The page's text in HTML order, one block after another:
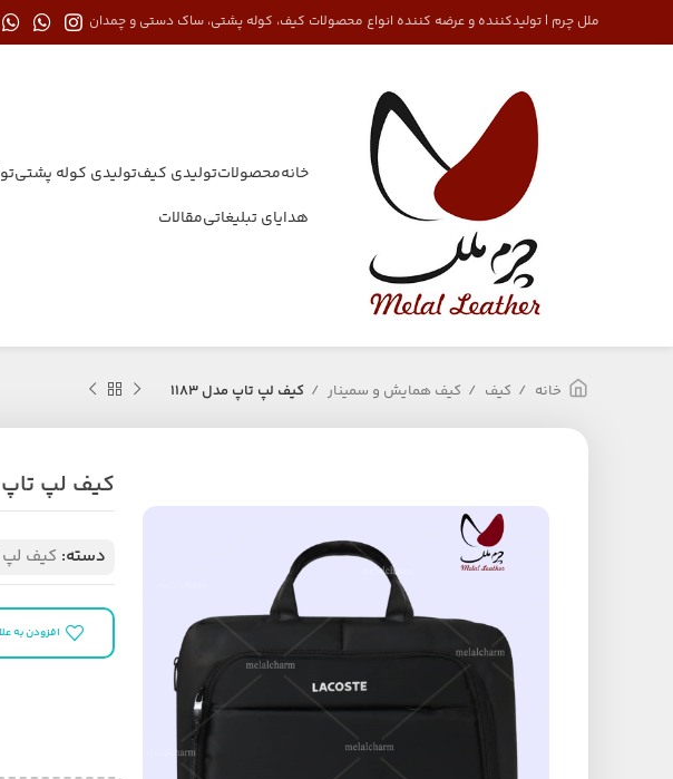
ملل چرم | تولیدکننده و عرضه کننده انواع محصولات کیف، کوله پشتی، ساک دستی و چمدان
خانهمحصولاتتولیدی کیفتولیدی کوله پشتی
هدایای تبلیغاتیمقالات
خانه کیف کیف همایش و سمینار کیف لپ تاپ مدل 1183
کیف لپ تاپ
دسته: کیف لپ
افزودن به